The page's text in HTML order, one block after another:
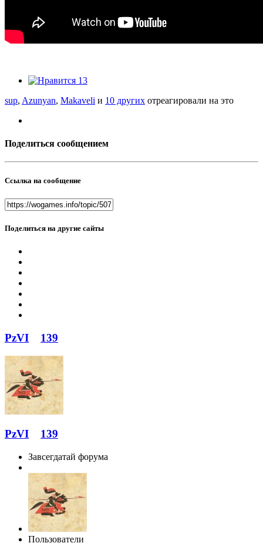
13
sup, Azunyan, Makaveli и 10 других отреагировали на это
Поделиться сообщением
Ссылка на сообщение
Поделиться на другие сайты
PzVI 139
PzVI 139
Завсегдатай форума
Пользователи